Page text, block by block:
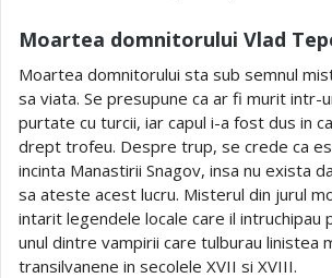
Moartea domnitorului Vlad
Moartea domnitorului sta sub semnul
sa viata. Se presupune ca ar fi murit intr-
purtate cu turcii, iar capul i-a fost dus in
drept trofeu. Despre trup, se crede ca
incinta Manastirii Snagov, insa nu exista
sa ateste acest lucru. Misterul din jurul
intarit legendele locale care il intruchipau
unul dintre vampirii care tulburau linistea
transilvanene in secolele XVII si XVIII.